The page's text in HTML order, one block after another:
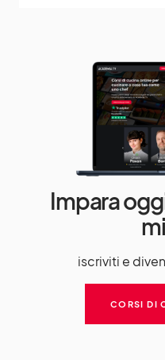
Impara
iscriviti e
CORSI DI